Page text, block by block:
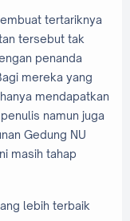
tertariknya
tersebut tak
penanda
mereka yang
mendapatkan
namun juga
Gedung NU
masih tahap
lebih terbaik